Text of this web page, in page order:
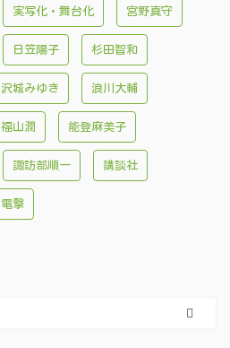
実写化・舞台化 宮野真守
日笠陽子 杉田智和
沢城みゆき 浪川大輔
福山潤 能登麻美子
諏訪部順一 講談社
電撃